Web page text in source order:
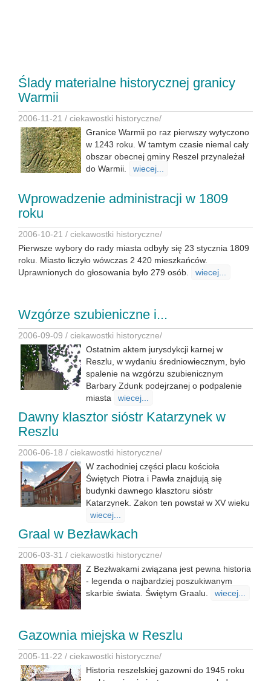
Ślady materialne historycznej granicy
Warmii
2006-11-21 / ciekawostki historyczne/
Granice Warmii po raz pierwszy wytyczono
w 1243 roku. W tamtym czasie niemal cały
obszar obecnej gminy Reszel przynależał
do Warmii.
wiecej...
Wprowadzenie administracji w 1809
roku
2006-10-21 / ciekawostki historyczne/
Pierwsze wybory do rady miasta odbyły się 23 stycznia 1809
roku. Miasto liczyło wówczas 2 420 mieszkańców.
Uprawnionych do głosowania było 279 osób.
wiecej...
Wzgórze szubieniczne i...
2006-09-09 / ciekawostki historyczne/
Ostatnim aktem jurysdykcji karnej w
Reszlu, w wydaniu średniowiecznym, było
spalenie na wzgórzu szubienicznym
Barbary Zdunk podejrzanej o podpalenie
miasta
wiecej...
Dawny klasztor sióstr Katarzynek w
Reszlu
2006-06-18 / ciekawostki historyczne/
W zachodniej części placu kościoła
Świętych Piotra i Pawła znajdują się
budynki dawnego klasztoru sióstr
Katarzynek. Zakon ten powstał w XV wieku
wiecej...
Graal w Bezławkach
2006-03-31 / ciekawostki historyczne/
Z Bezłwakami związana jest pewna historia
- legenda o najbardziej poszukiwanym
skarbie świata. Świętym Graalu.
wiecej...
Gazownia miejska w Reszlu
2005-11-22 / ciekawostki historyczne/
Historia reszelskiej gazowni do 1945 roku